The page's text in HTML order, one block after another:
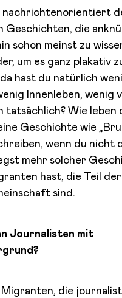
nachrichtenorientiert
Geschichten, die
schon meinst zu
um es ganz plakativ
hast du natürlich
Innenleben, wenig
tatsächlich? Wie leben
Geschichte wie
wenn du nicht
mehr solcher
hast, die Teil der
sind.
Journalisten mit
die